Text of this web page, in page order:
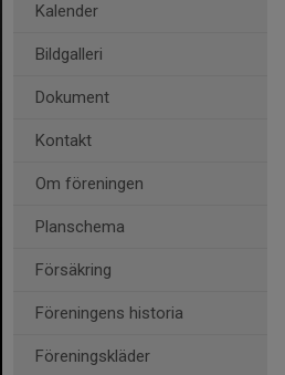
Kalender
Bildgalleri
Dokument
Kontakt
Om föreningen
Planschema
Försäkring
Föreningens historia
Föreningskläder